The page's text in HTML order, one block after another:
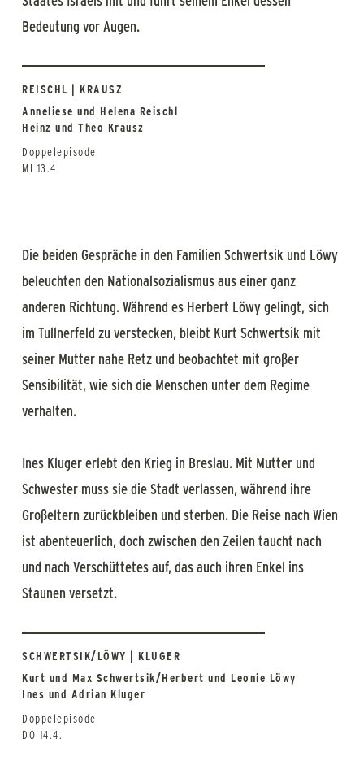
Bedeutung vor Augen.
REISCHL | KRAUSZ
Anneliese und Helena Reischl
Heinz und Theo Krausz
Doppelepisode
MI 13.4.
Die beiden Gespräche in den Familien Schwertsik und Löwy
beleuchten den Nationalsozialismus aus einer ganz
anderen Richtung. Während es Herbert Löwy gelingt, sich
im Tullnerfeld zu verstecken, bleibt Kurt Schwertsik mit
seiner Mutter nahe Retz und beobachtet mit großer
Sensibilität, wie sich die Menschen unter dem Regime
verhalten.
Ines Kluger erlebt den Krieg in Breslau. Mit Mutter und
Schwester muss sie die Stadt verlassen, während ihre
Großeltern zurückbleiben und sterben. Die Reise nach Wien
ist abenteuerlich, doch zwischen den Zeilen taucht nach
und nach Verschüttetes auf, das auch ihren Enkel ins
Staunen versetzt.
SCHWERTSIK/LÖWY | KLUGER
Kurt und Max Schwertsik/Herbert und Leonie Löwy
Ines und Adrian Kluger
Doppelepisode
DO 14.4.